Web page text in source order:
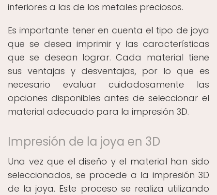
inferiores a las de los metales preciosos.
Es importante tener en cuenta el tipo de joya
que se desea imprimir y las características
que se desean lograr. Cada material tiene
sus ventajas y desventajas, por lo que es
necesario evaluar cuidadosamente las
opciones disponibles antes de seleccionar el
material adecuado para la impresión 3D.
Impresión de la joya en 3D
Una vez que el diseño y el material han sido
seleccionados, se procede a la impresión 3D
de la joya. Este proceso se realiza utilizando